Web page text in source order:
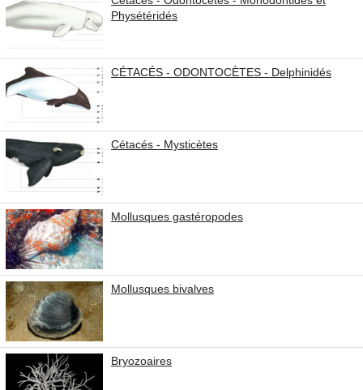
Physétéridés
CÉTACÉS - ODONTOCÈTES - Delphinidés
Cétacés - Mysticètes
Mollusques gastéropodes
Mollusques bivalves
Bryozoaires